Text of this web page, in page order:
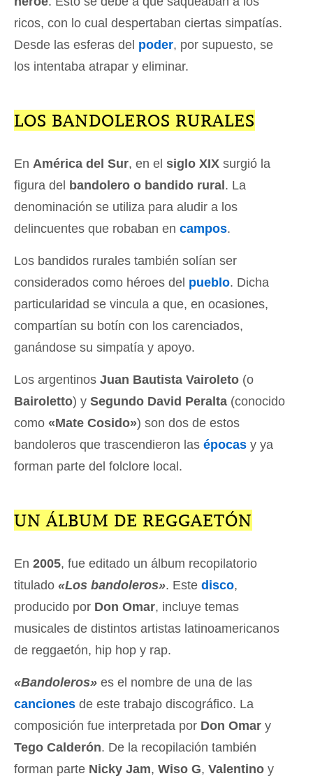
ricos, con lo cual despertaban ciertas simpatías.
Desde las esferas del poder, por supuesto, se
los intentaba atrapar y eliminar.
LOS BANDOLEROS RURALES
En América del Sur, en el siglo XIX surgió la
figura del bandolero o bandido rural . La
denominación se utiliza para aludir a los
delincuentes que robaban en campos.
Los bandidos rurales también solían ser
considerados como héroes del pueblo. Dicha
particularidad se vincula a que, en ocasiones,
compartían su botín con los carenciados,
ganándose su simpatía y apoyo.
Los argentinos Juan Bautista Vairoleto (o
Bairoletto) y Segundo David Peralta (conocido
como «Mate Cosido») son dos de estos
bandoleros que trascendieron las épocas y ya
forman parte del folclore local.
UN ÁLBUM DE REGGAETÓN
En 2005, fue editado un álbum recopilatorio
titulado «Los bandoleros». Este disco,
producido por Don Omar, incluye temas
musicales de distintos artistas latinoamericanos
de reggaetón, hip hop y rap.
«Bandoleros» es el nombre de una de las
canciones de este trabajo discográfico. La
composición fue interpretada por Don Omar y
Tego Calderón. De la recopilación también
forman parte Nicky Jam, Wiso G, Valentino y